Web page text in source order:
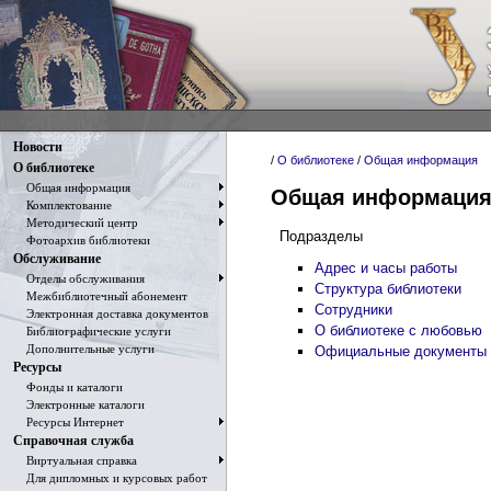
Новости
О библиотеке
Общая информация
Комплектование
Методический центр
Фотоархив библиотеки
Обслуживание
Отделы обслуживания
Межбиблиотечный абонемент
Электронная доставка документов
Библиографические услуги
Дополнительные услуги
Ресурсы
Фонды и каталоги
Электронные каталоги
Ресурсы Интернет
Справочная служба
Виртуальная справка
Для дипломных и курсовых работ
/ О библиотеке / Общая информация
Общая информация
Подразделы
Адрес и часы работы
Структура библиотеки
Сотрудники
О библиотеке с любовью
Официальные документы